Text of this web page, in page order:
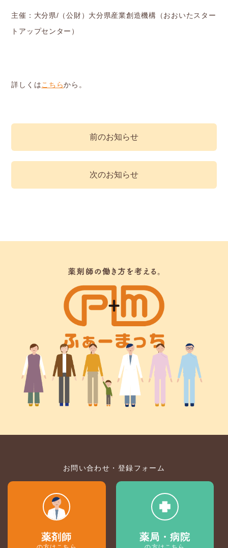
主催：大分県/（公財）大分県産業創造機構（おおいたスター
トアップセンター）
詳しくはこちらから。
前のお知らせ
次のお知らせ
お問い合わせ・登録フォーム
薬剤師
の方はこちら
薬局・病院
の方はこちら